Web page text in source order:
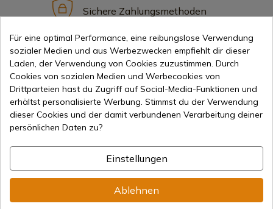
Sichere Zahlungsmethoden
Internationaler Versand
info@aceros-de-hispania.com
(+34)978 877 088
Für eine optimal Performance, eine reibungslose Verwendung
sozialer Medien und aus Werbezwecken empfiehlt dir dieser
Laden, der Verwendung von Cookies zuzustimmen. Durch
Cookies von sozialen Medien und Werbecookies von
Drittparteien hast du Zugriff auf Social-Media-Funktionen und
erhältst personalisierte Werbung. Stimmst du der Verwendung
dieser Cookies und der damit verbundenen Verarbeitung deiner
persönlichen Daten zu?
Einstellungen
Ablehnen